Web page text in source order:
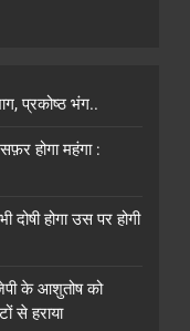
प्रकोष्ठ भंग..
होगा महंगा :
होगा उस पर होगी
के आशुतोष को
से हराया